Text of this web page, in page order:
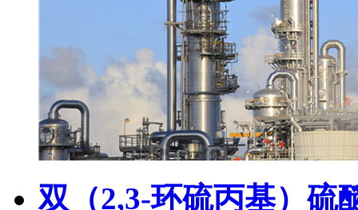
双（2,3-环硫丙基）硫